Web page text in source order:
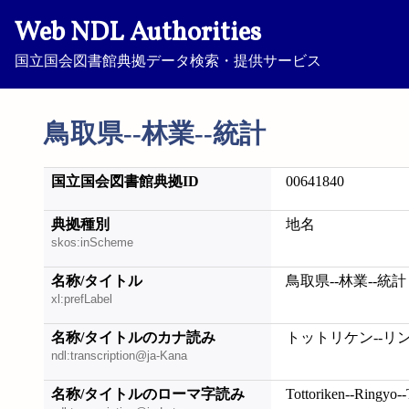
Web NDL Authorities
国立国会図書館典拠データ検索・提供サービス
鳥取県--林業--統計
国立国会図書館典拠ID 00641840
典拠種別
skos:inScheme
地名
名称/タイトル
xl:prefLabel
鳥取県--林業--統計
名称/タイトルのカナ読み
ndl:transcription@ja-Kana
トットリケン--リ
名称/タイトルのローマ字読み Tottoriken--Ringyo--